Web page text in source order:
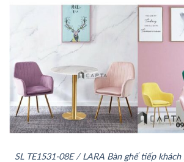
SL TE1531-08E / LARA Bàn ghế tiếp khách